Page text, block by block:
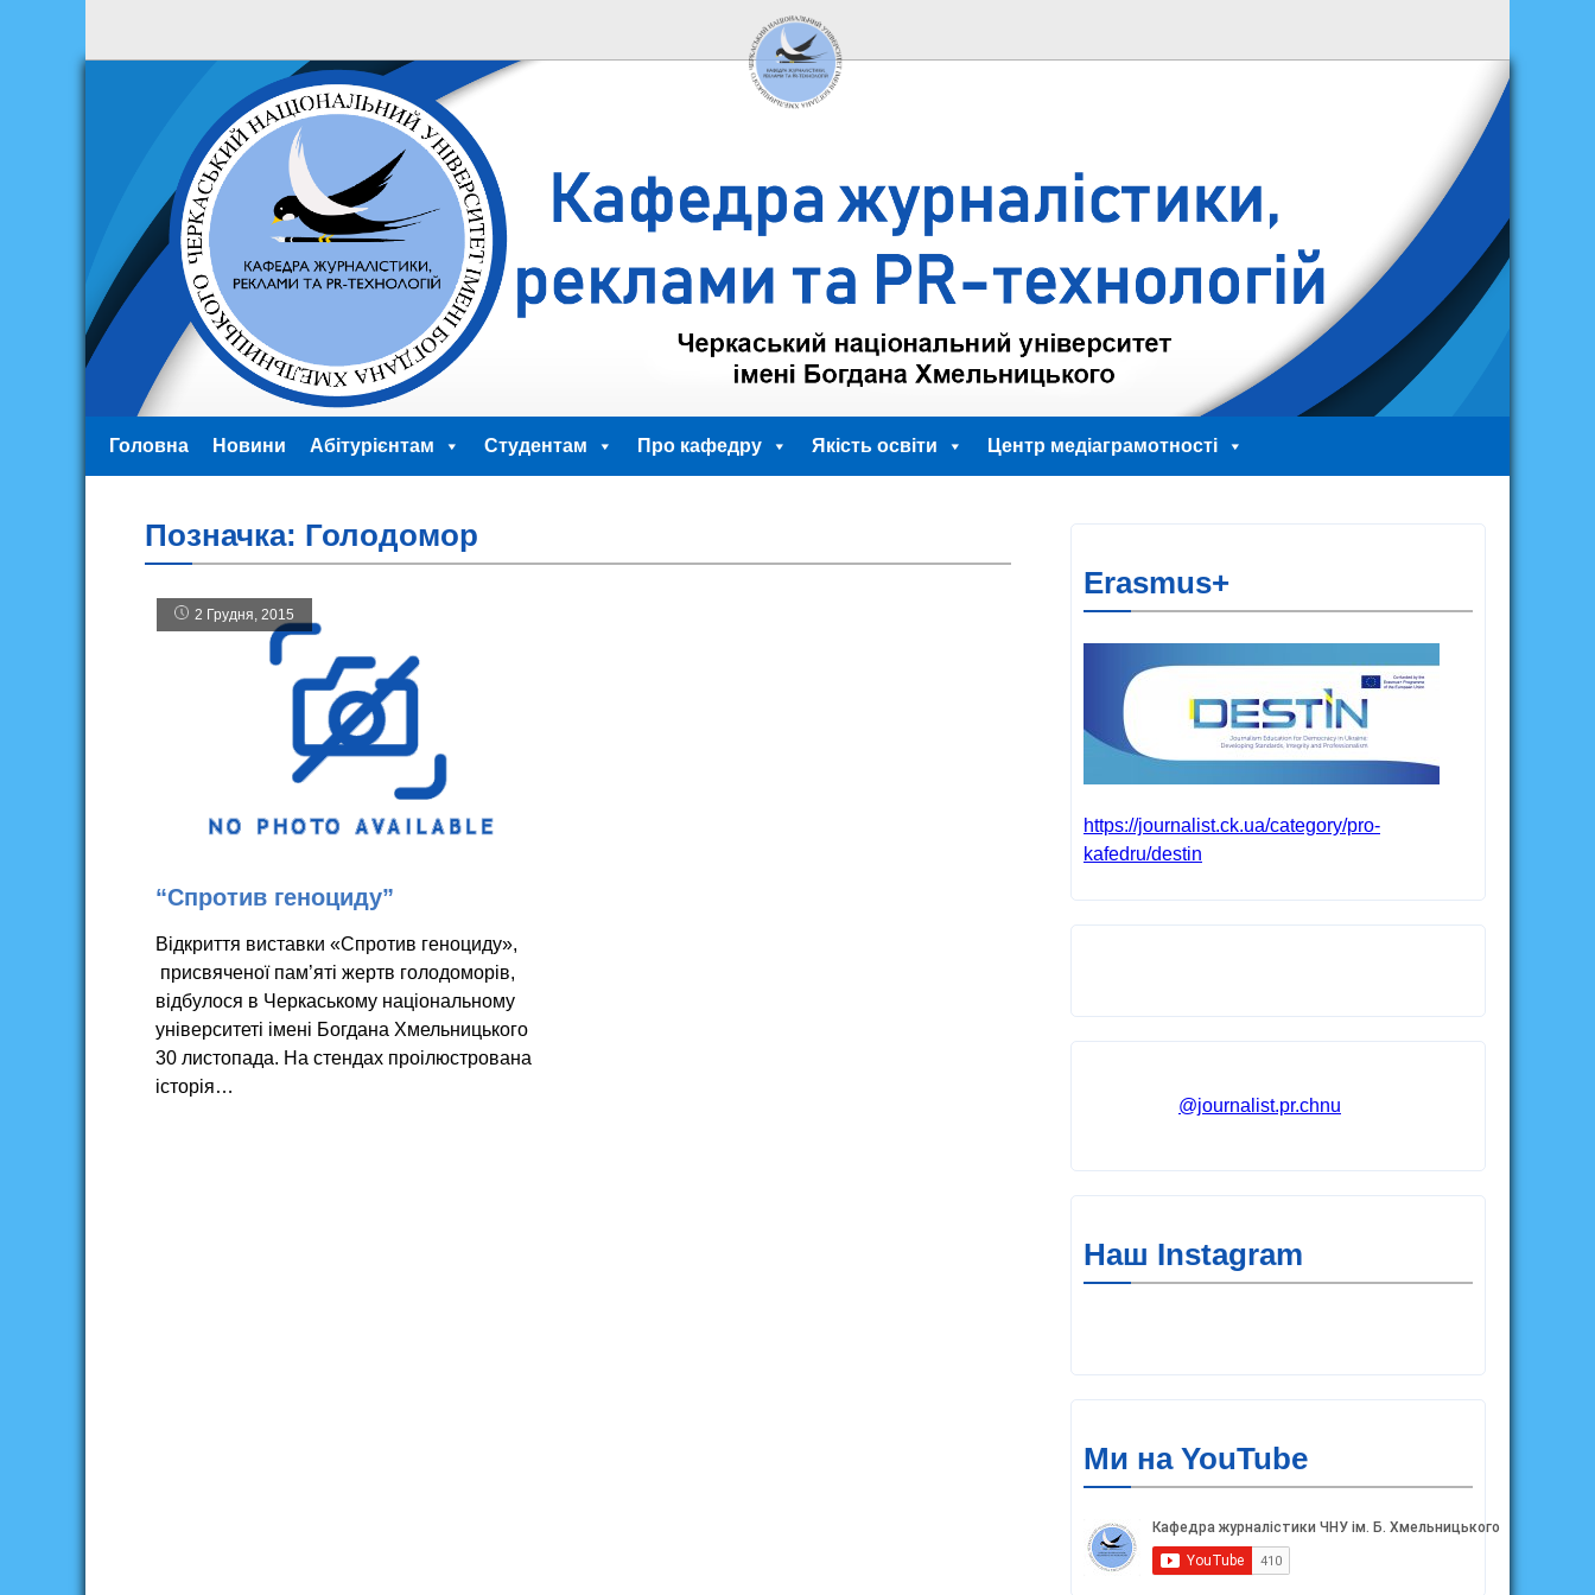
Головна Новини Абітурієнтам Студентам Про кафедру Якість освіти Центр медіаграмотності
Позначка: Голодомор
2 Грудня, 2015
“Спротив геноциду”
Відкриття виставки «Спротив геноциду»,
присвяченої пам’яті жертв голодоморів,
відбулося в Черкаському національному
університеті імені Богдана Хмельницького
30 листопада. На стендах проілюстрована
історія…
Erasmus+
https://journalist.ck.ua/category/pro-
kafedru/destin
@journalist.pr.chnu
Наш Instagram
Ми на YouTube